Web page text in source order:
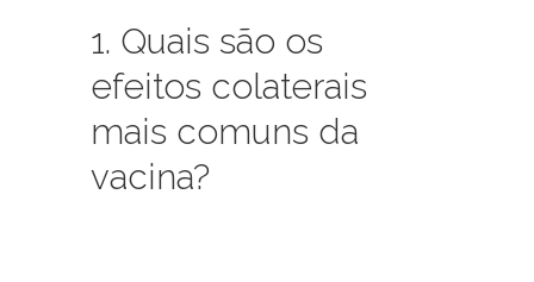
1. Quais são os
efeitos colaterais
mais comuns da
vacina?